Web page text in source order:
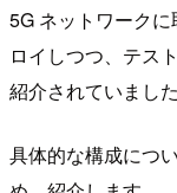
5G ネットワーク
ロイしつつ、テス
紹介されていました
具体的な構成につ